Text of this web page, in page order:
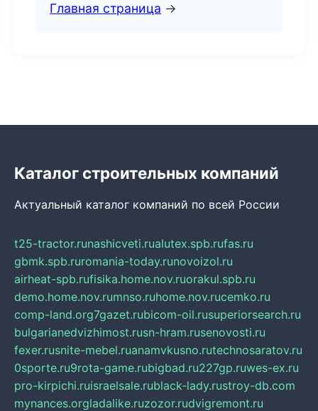
Главная страница →
Каталог строительных компаний
Актуальный каталог компаний по всей России
t25-tractor.runashicveti.rualutex.spb.rufas.ru
gbmk.spb.ruromania-today.runovoizol.ru
airheat-spb.rufisika.home.nov.ruorakul.spb.ru
demo.home.nov.rumnso.ruhome.nov.rucemko.ru
comp-land.org7gazet.rubicom-oil.rusuperiorsearch.ru
bulgarianedvizhimost.rusn-hram.rusenovosti.ru
fexer.rusnite-mebel.ruanamvkusno.rutechnosaratov.ru
0sporte.ru9rota-game.rubigbad.ru227gp.ruwes-ex.ru
pro-kirpichi.ruisraelsale.rublack-lady.rustroy-db.com
mynances.orgladalike.ruzozor.rudvigremont.ru